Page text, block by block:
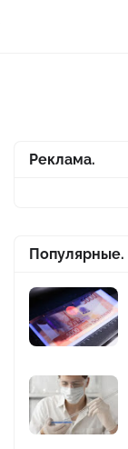
Реклама.
Популярные.